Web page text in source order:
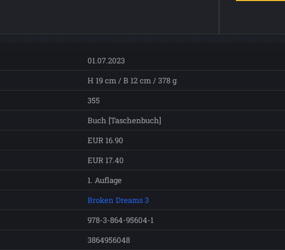
01.07.2023
H 19 cm / B 12 cm / 378 g
355
Buch [Taschenbuch]
EUR 16.90
EUR 17.40
1. Auflage
Broken Dreams 3
978-3-864-95604-1
3864956048